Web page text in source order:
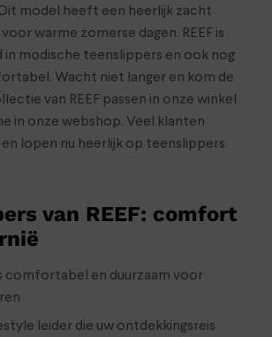
model heeft een heerlijk zacht
warme zomerse dagen. REEF is
in modische teenslippers en ook nog
Wacht niet langer en kom de
van REEF passen in onze winkel
in onze webshop. Veel klanten
en lopen nu heerlijk op teenslippers
van REEF: comfort
comfortabel en duurzaam voor
leider die uw ontdekkingsreis